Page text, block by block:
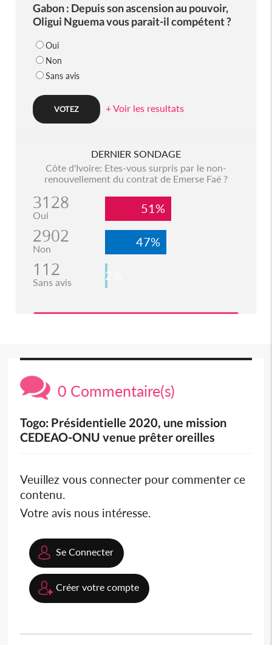
Gabon : Depuis son ascension au pouvoir,
Oligui Nguema vous parait-il compétent ?
Oui
Non
Sans avis
+ Voir les resultats
DERNIER SONDAGE
Côte d'Ivoire: Etes-vous surpris par le non-
renouvellement du contrat de Emerse Faé ?
3128
Oui 51%
2902
Non 47%
112
Sans avis 2%
0 Commentaire(s)
Togo: Présidentielle 2020, une mission
CEDEAO-ONU venue prêter oreilles
Veuillez vous connecter pour commenter ce
contenu.
Votre avis nous intéresse.
Se Connecter
Créer votre compte